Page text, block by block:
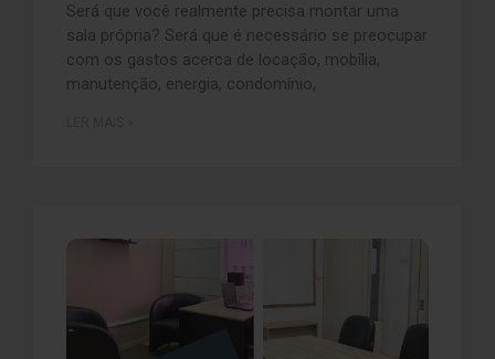
Será que você realmente precisa montar uma
sala própria? Será que é necessário se preocupar
com os gastos acerca de locação, mobília,
manutenção, energia, condomínio,